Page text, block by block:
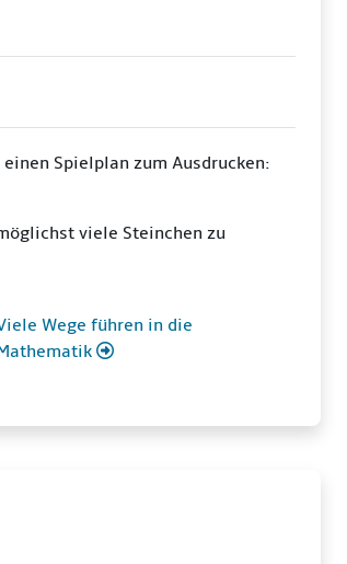
Spielplan zum Ausdrucken:
viele Steinchen zu
Wege führen in die